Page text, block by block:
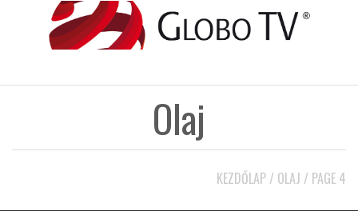
AFRIKA
Olaj
KEZDŐLAP / OLAJ / PAGE 4